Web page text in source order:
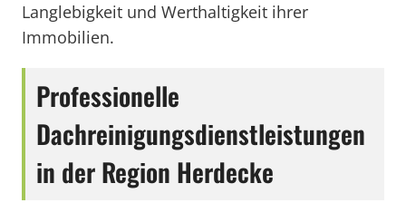
Langlebigkeit und Werthaltigkeit ihrer
Immobilien.
Professionelle
Dachreinigungsdienstleistungen
in der Region Herdecke